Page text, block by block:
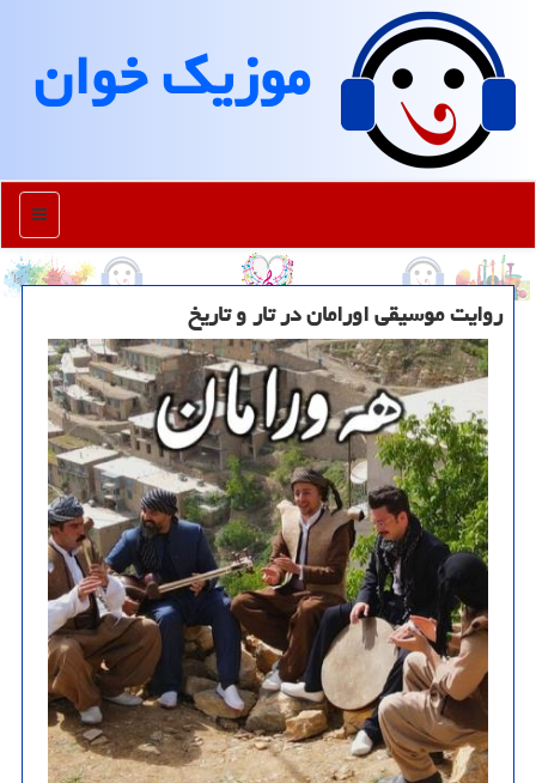
موزیك خوان
منو
روایت موسیقی اورامان در تار و تاریخ